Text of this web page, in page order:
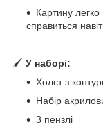
Картину
справиться
🖌 У наборі:
Холст з
Набір
3 пензлі